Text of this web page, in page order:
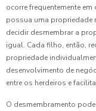
ocorre frequentemente
possua uma propriedade
decidir desmembrar a
igual. Cada filho, então,
propriedade
desenvolvimento de
entre os herdeiros e
O desmembramento